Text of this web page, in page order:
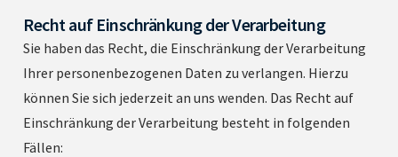
Recht auf Einschränkung der Verarbeitung
Sie haben das Recht, die Einschränkung der Verarbeitung
Ihrer personenbezogenen Daten zu verlangen. Hierzu
können Sie sich jederzeit an uns wenden. Das Recht auf
Einschränkung der Verarbeitung besteht in folgenden
Fällen: